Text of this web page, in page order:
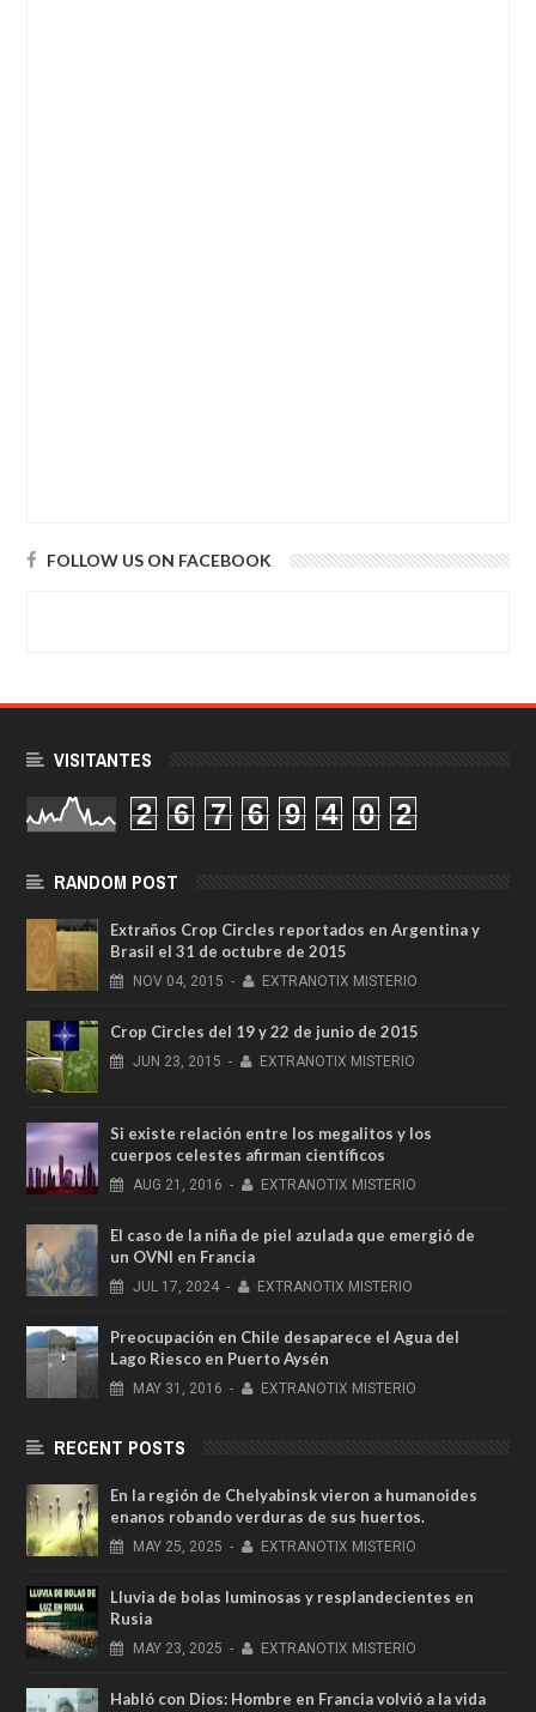
FOLLOW US ON FACEBOOK
VISITANTES
2 6 7 6 9 4 0 2
RANDOM POST
Extraños Crop Circles reportados en Argentina y
Brasil el 31 de octubre de 2015
NOV 04, 2015 - EXTRANOTIX MISTERIO
Crop Circles del 19 y 22 de junio de 2015
JUN 23, 2015 - EXTRANOTIX MISTERIO
Si existe relación entre los megalitos y los
cuerpos celestes afirman científicos
AUG 21, 2016 - EXTRANOTIX MISTERIO
El caso de la niña de piel azulada que emergió de
un OVNI en Francia
JUL 17, 2024 - EXTRANOTIX MISTERIO
Preocupación en Chile desaparece el Agua del
Lago Riesco en Puerto Aysén
MAY 31, 2016 - EXTRANOTIX MISTERIO
RECENT POSTS
En la región de Chelyabinsk vieron a humanoides
enanos robando verduras de sus huertos.
MAY 25, 2025 - EXTRANOTIX MISTERIO
Lluvia de bolas luminosas y resplandecientes en
Rusia
MAY 23, 2025 - EXTRANOTIX MISTERIO
Habló con Dios: Hombre en Francia volvió a la vida